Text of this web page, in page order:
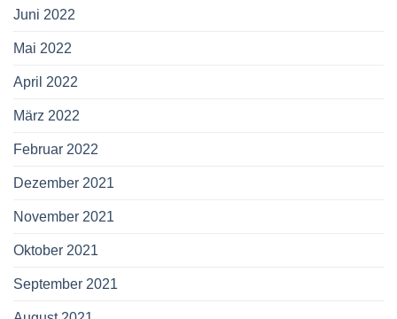
Juni 2022
Mai 2022
April 2022
März 2022
Februar 2022
Dezember 2021
November 2021
Oktober 2021
September 2021